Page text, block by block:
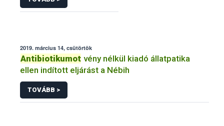
2019. március 14, csütörtök
Antibiotikumot vény nélkül kiadó állatpatika
ellen indított eljárást a Nébih
TOVÁBB >